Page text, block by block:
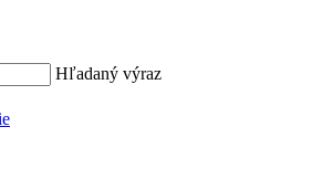
Hľadaný výraz